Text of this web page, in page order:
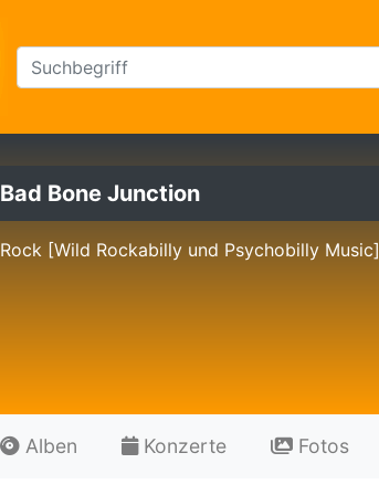
Bad Bone Junction
Rock [Wild Rockabilly und Psychobilly Music]
Alben Konzerte Fotos